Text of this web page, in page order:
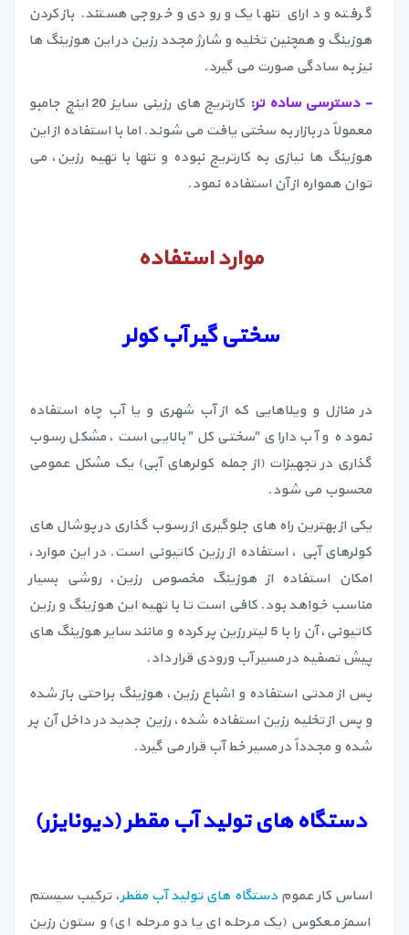
گرفته و دارای تنها یک ورودی و خروجی هستند. باز کردن
هوزینگ و همچنین تخلیه و شارژ مجدد رزین در این هوزینگ ها
نیز به سادگی صورت می گیرد.
- دسترسی ساده تر:
کارتریج های رزینی سایز 20 اینچ جامبو
معمولاً در بازار به سختی یافت می شوند. اما با استفاده از این
هوزینگ ها نیازی به کارتریج نبوده و تنها با تهیه رزین، می
توان همواره از آن استفاده نمود.
موارد استفاده
سختی گیر آب کولر
در منازل و ویلاهایی که از آب شهری و یا آب چاه استفاده
نموده و آب دارای "سختی کل" بالایی است، مشکل رسوب
گذاری در تجهیزات (از جمله کولرهای آبی) یک مشکل عمومی
محسوب می شود.
یکی از بهترین راه های جلوگیری از رسوب گذاری در پوشال های
کولرهای آبی ، استفاده از رزین کاتیونی است. در این موارد،
امکان استفاده از هوزینگ مخصوص رزین، روشی بسیار
مناسب خواهد بود. کافی است تا با تهیه این هوزینگ و رزین
کاتیونی، آن را با 5 لیتر رزین پر کرده و مانند سایر هوزینگ های
پیش تصفیه در مسیر آب ورودی قرار داد.
پس از مدتی استفاده و اشباع رزین، هوزینگ براحتی باز شده
و پس از تخلیه رزین استفاده شده، رزین جدید در داخل آن پر
شده و مجدداً در مسیر خط آب قرار می گیرد.
دستگاه های تولید آب مقطر (دیونایزر)
اساس کار عمومدستگاه های تولید آب مقطر، ترکیب سیستم
اسمز معکوس (یک مرحله ای یا دو مرحله ای) و ستون رزین